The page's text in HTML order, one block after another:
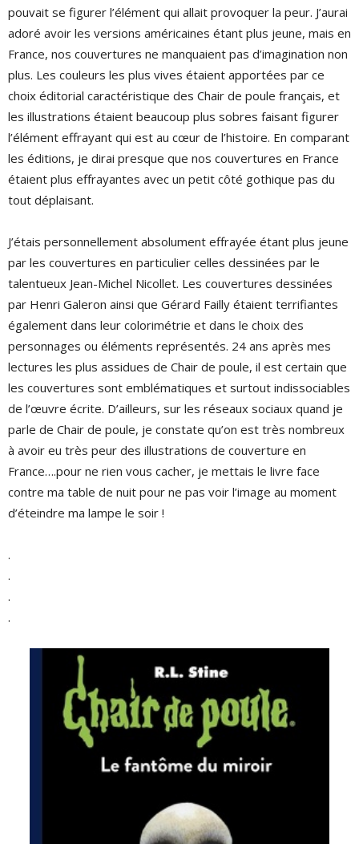
pouvait se figurer l’élément qui allait provoquer la peur. J’aurai
adoré avoir les versions américaines étant plus jeune, mais en
France, nos couvertures ne manquaient pas d’imagination non
plus. Les couleurs les plus vives étaient apportées par ce
choix éditorial caractéristique des Chair de poule français, et
les illustrations étaient beaucoup plus sobres faisant figurer
l’élément effrayant qui est au cœur de l’histoire. En comparant
les éditions, je dirai presque que nos couvertures en France
étaient plus effrayantes avec un petit côté gothique pas du
tout déplaisant.
J’étais personnellement absolument effrayée étant plus jeune
par les couvertures en particulier celles dessinées par le
talentueux Jean-Michel Nicollet. Les couvertures dessinées
par Henri Galeron ainsi que Gérard Failly étaient terrifiantes
également dans leur colorimétrie et dans le choix des
personnages ou éléments représentés. 24 ans après mes
lectures les plus assidues de Chair de poule, il est certain que
les couvertures sont emblématiques et surtout indissociables
de l’œuvre écrite. D’ailleurs, sur les réseaux sociaux quand je
parle de Chair de poule, je constate qu’on est très nombreux
à avoir eu très peur des illustrations de couverture en
France….pour ne rien vous cacher, je mettais le livre face
contre ma table de nuit pour ne pas voir l’image au moment
d’éteindre ma lampe le soir !
.
.
.
.